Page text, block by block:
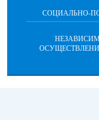
СОЦИАЛЬНО-